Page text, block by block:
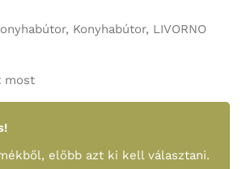
, Konyhabútor, LIVORNO
most
előbb azt ki kell választani.